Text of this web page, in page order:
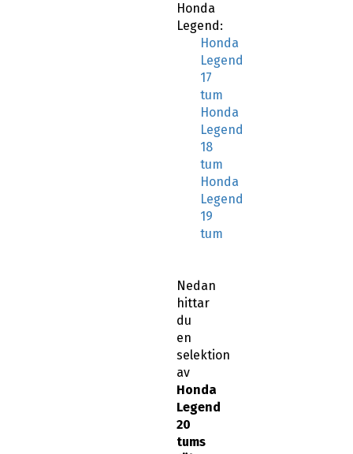
Honda
Legend:
Honda
Legend
17
tum
Honda
Legend
18
tum
Honda
Legend
19
tum
Nedan
hittar
du
en
selektion
av
Honda
Legend
20
tums